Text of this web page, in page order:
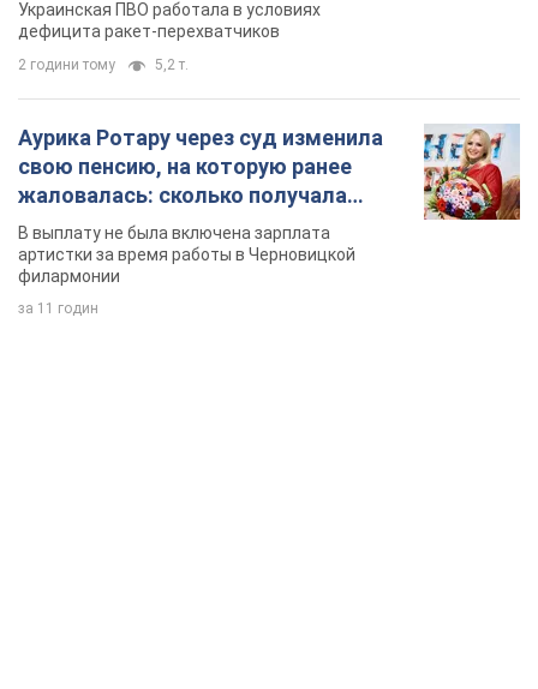
артистки за время работы в Черновицкой
филармонии
за 11 годин